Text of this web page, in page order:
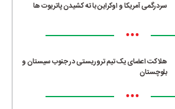
سردرگمی آمریکا و اوکراین با ته کشیدن پاتریوت ها
•••
هلاکت اعضای یک تیم تروریستی در جنوب سیستان و
بلوچستان
•••